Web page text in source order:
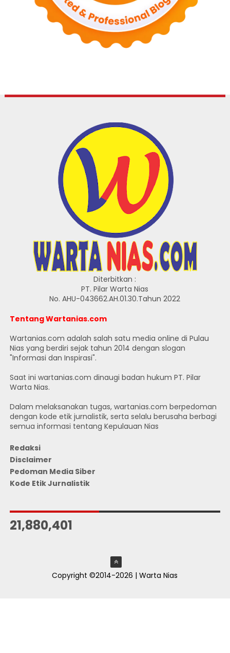
Diterbitkan :
PT. Pilar Warta Nias
No. AHU-043662.AH.01.30.Tahun 2022
Tentang Wartanias.com
Wartanias.com adalah salah satu media online di Pulau
Nias yang berdiri sejak tahun 2014 dengan slogan
"Informasi dan Inspirasi".
Saat ini wartanias.com dinaugi badan hukum PT. Pilar
Warta Nias.
Dalam melaksanakan tugas, wartanias.com berpedoman
dengan kode etik jurnalistik, serta selalu berusaha berbagi
semua informasi tentang Kepulauan Nias
Redaksi
Disclaimer
Pedoman Media Siber
Kode Etik Jurnalistik
21,880,401
Copyright ©2014-2026 | Warta Nias